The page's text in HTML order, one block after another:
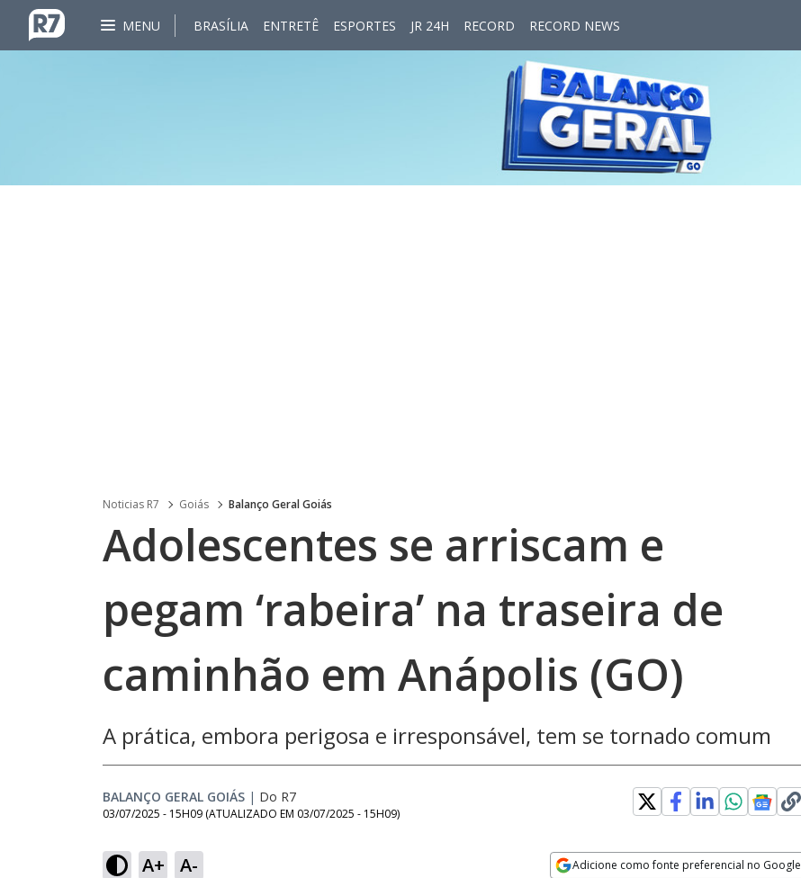
MENU BRASÍLIA ENTRETÊ ESPORTES JR 24H RECORD RECORD NEWS
Noticias R7 Goiás Balanço Geral Goiás
Adolescentes se arriscam e
pegam ‘rabeira’ na traseira de
caminhão em Anápolis (GO)
A prática, embora perigosa e irresponsável, tem se tornado comum
BALANÇO GERAL GOIÁS | Do R7
03/07/2025 - 15H09 (ATUALIZADO EM 03/07/2025 - 15H09)
A+ A- Adicione como fonte preferencial no Google